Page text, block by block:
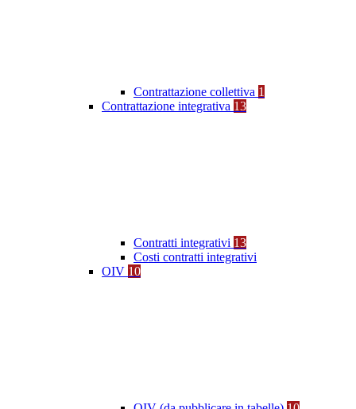
Contrattazione collettiva 1
Contrattazione integrativa 13
Contratti integrativi 13
Costi contratti integrativi
OIV 10